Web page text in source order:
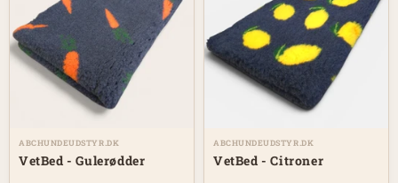
ABCHUNDEUDSTYR.DK
VetBed - Gulerødder
ABCHUNDEUDSTYR.DK
VetBed - Citroner